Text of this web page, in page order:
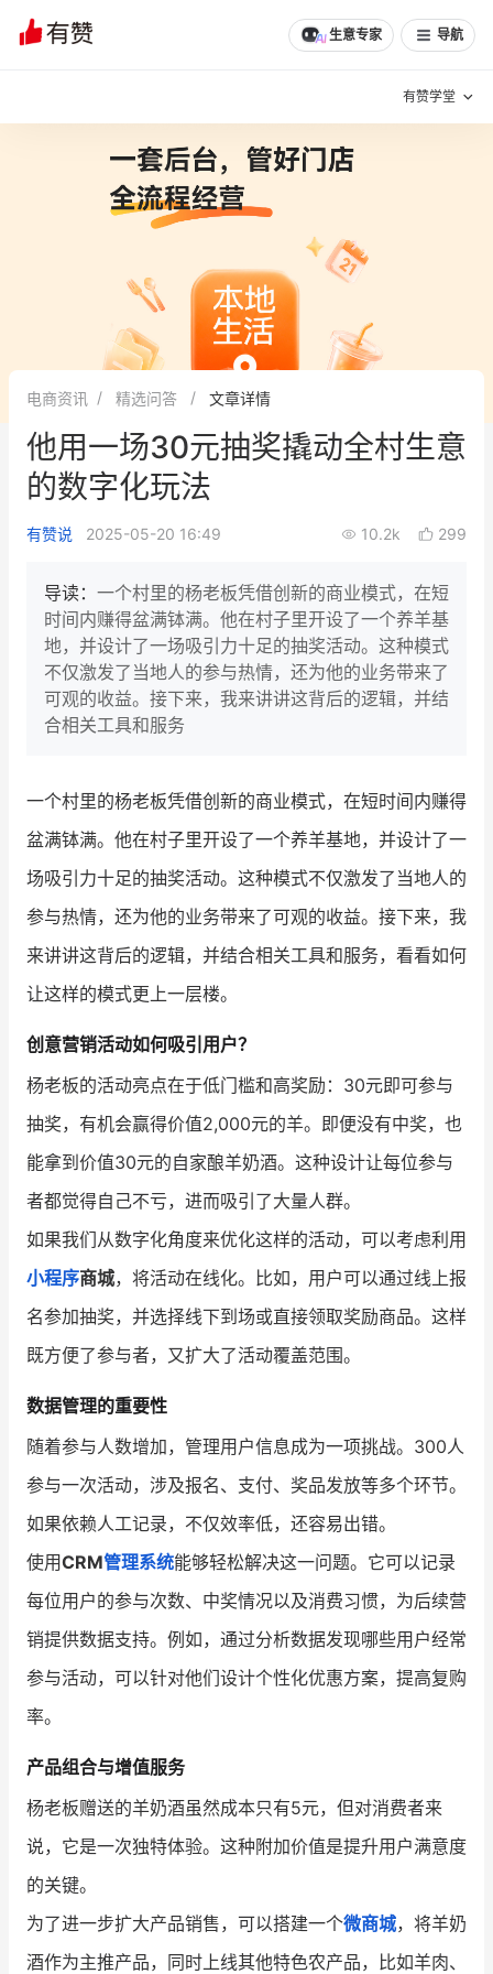
生意专家 导航
有赞学堂
增长方法
有赞专家说
新零售最佳实践
面对面聊增长
新零售大会
增长产品指南
智库 产品场景库
产品更新动态
新零售资讯
培训课程
增长俱乐部
增长俱乐部 有赞商盟
商家社区 社群交流
合作共进
入驻有赞 认证代理商
认证服务商 设计服务商
电商资讯 精选问答 文章详情
他用一场30元抽奖撬动全村生意
的数字化玩法
有赞说 2025-05-20 16:49 10.2k 299
导读： 一个村里的杨老板凭借创新的商业模式，在短
时间内赚得盆满钵满。他在村子里开设了一个养羊基
地，并设计了一场吸引力十足的抽奖活动。这种模式
不仅激发了当地人的参与热情，还为他的业务带来了
可观的收益。接下来，我来讲讲这背后的逻辑，并结
合相关工具和服务
一个村里的杨老板凭借创新的商业模式，在短时间内赚得
盆满钵满。他在村子里开设了一个养羊基地，并设计了一
场吸引力十足的抽奖活动。这种模式不仅激发了当地人的
参与热情，还为他的业务带来了可观的收益。接下来，我
来讲讲这背后的逻辑，并结合相关工具和服务，看看如何
让这样的模式更上一层楼。
创意营销活动如何吸引用户？
杨老板的活动亮点在于低门槛和高奖励：30元即可参与
抽奖，有机会赢得价值2,000元的羊。即便没有中奖，也
能拿到价值30元的自家酿羊奶酒。这种设计让每位参与
者都觉得自己不亏，进而吸引了大量人群。
如果我们从数字化角度来优化这样的活动，可以考虑利用
小程序商城，将活动在线化。比如，用户可以通过线上报
名参加抽奖，并选择线下到场或直接领取奖励商品。这样
既方便了参与者，又扩大了活动覆盖范围。
数据管理的重要性
随着参与人数增加，管理用户信息成为一项挑战。300人
参与一次活动，涉及报名、支付、奖品发放等多个环节。
如果依赖人工记录，不仅效率低，还容易出错。
使用CRM管理系统能够轻松解决这一问题。它可以记录
每位用户的参与次数、中奖情况以及消费习惯，为后续营
销提供数据支持。例如，通过分析数据发现哪些用户经常
参与活动，可以针对他们设计个性化优惠方案，提高复购
率。
产品组合与增值服务
杨老板赠送的羊奶酒虽然成本只有5元，但对消费者来
说，它是一次独特体验。这种附加价值是提升用户满意度
的关键。
为了进一步扩大产品销售，可以搭建一个微商城，将羊奶
酒作为主推产品，同时上线其他特色农产品，比如羊肉、